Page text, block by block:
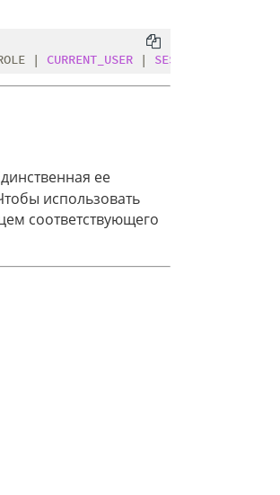
| CURRENT_USER | SESSION_USER
ее
использовать
соответствующего